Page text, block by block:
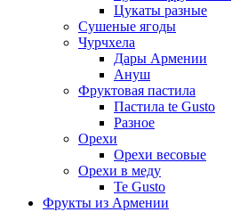
Цукаты разные
Сушеные ягоды
Чурчхела
Дары Армении
Ануш
Фруктовая пастила
Пастила te Gusto
Разное
Орехи
Орехи весовые
Орехи в меду
Te Gusto
Фрукты из Армении